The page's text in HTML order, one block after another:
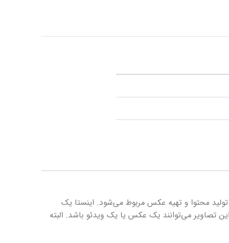
محتوا و تهیه عکس مربوط می‌شود. اینستا یک
تصاویر می‌توانند یک عکس یا یک ویدئو باشد. البته